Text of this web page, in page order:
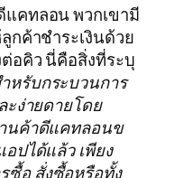
คทลอน พวกเขามี
กค้าชำระเงินด้วย
อคิว นี่คือสิ่งที่ระบุ
ำหรับกระบวนการ
ะง่ายดายโดย
นค้าดีแคทลอนข
ปได้แล้ว เพียง
อ สั่งซื้อหรือทั้ง